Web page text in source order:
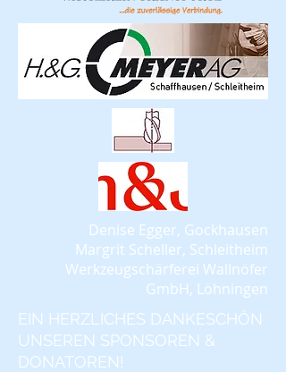
​Denise Egger, Gockhausen
Margrit Scheller, Schleitheim
Werkzeugschärferei Wallnöfer
GmbH, Löhningen
EIN HERZLICHES DANKESCHÖN
UNSEREN SPONSOREN &
DONATOREN!